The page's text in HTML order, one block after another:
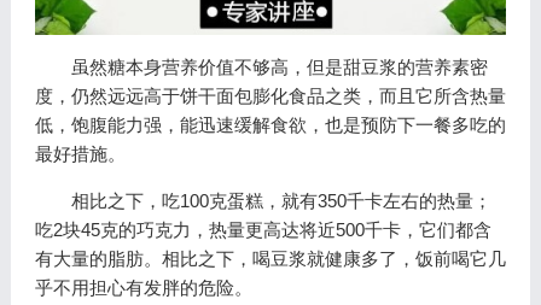
虽然糖本身营养价值不够高，但是甜豆浆的营养素密
度，仍然远远高于饼干面包膨化食品之类，而且它所含热量
低，饱腹能力强，能迅速缓解食欲，也是预防下一餐多吃的
最好措施。
相比之下，吃100克蛋糕，就有350千卡左右的热量；
吃2块45克的巧克力，热量更高达将近500千卡，它们都含
有大量的脂肪。相比之下，喝豆浆就健康多了，饭前喝它几
乎不用担心有发胖的危险。